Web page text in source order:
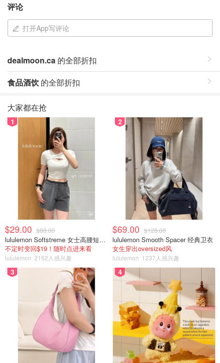
评论
打开App写评论
dealmoon.ca 的全部折扣
食品酒饮 的全部折扣
大家都在抢
1
$29.00 $88.00
lululemon Softstreme 女士高腰短裤 10cm
不定时变回$19！随时点进来看
lululemon 2162人感兴趣
2
$69.00 $128.00
lululemon Smooth Spacer 经典卫衣
女生穿出oversized风
lululemon 1237人感兴趣
3 4